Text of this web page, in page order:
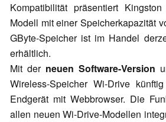
Kompatibilität präsentiert
Modell mit einer Speicherkapazität
GByte-Speicher ist im Handel
erhältlich.
Mit der neuen Software-Version
Wireless-Speicher Wi-Drive
Endgerät mit Webbrowser. Die
allen neuen Wi-Drive-Modellen